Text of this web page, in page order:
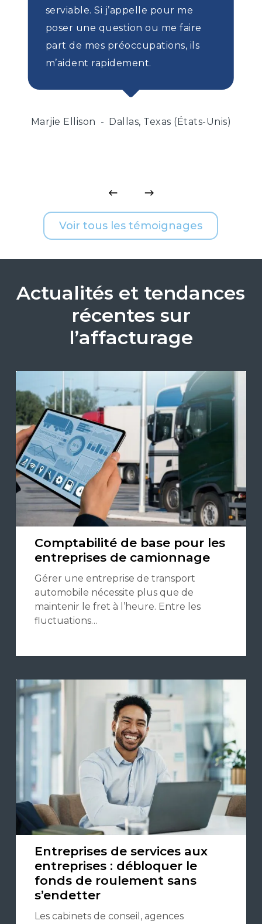
serviable. Si j’appelle pour me
poser une question ou me faire
part de mes préoccupations, ils
m’aident rapidement.
Marjie Ellison Dallas, Texas (États-Unis)
Voir tous les témoignages
Actualités et tendances
récentes sur
l’affacturage
Comptabilité de base pour les
entreprises de camionnage
Gérer une entreprise de transport
automobile nécessite plus que de
maintenir le fret à l’heure. Entre les
fluctuations…
Entreprises de services aux
entreprises : débloquer le
fonds de roulement sans
s’endetter
Les cabinets de conseil, agences